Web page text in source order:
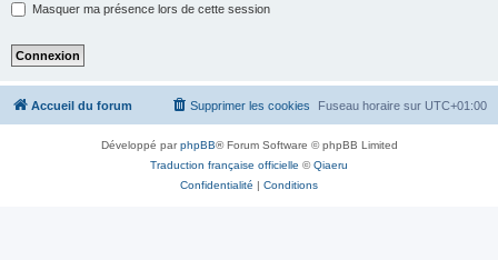
Masquer ma présence lors de cette session
Accueil du forum Fuseau horaire sur UTC+01:00
Supprimer les cookies
Développé parphpBB® Forum Software © phpBB Limited
Traduction française officielle ©Qiaeru
Confidentialité | Conditions